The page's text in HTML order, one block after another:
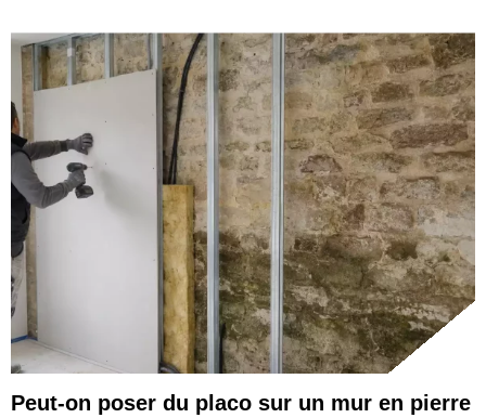
Peut-on poser du placo sur un mur en pierre